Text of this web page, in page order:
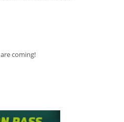
coming!